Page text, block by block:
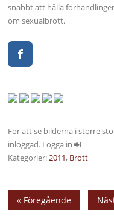
snabbt att hålla
om sexualbrott.
För att se bilderna i större
inloggad. Logga in
Kategorier:2011, Brott
« Föregående